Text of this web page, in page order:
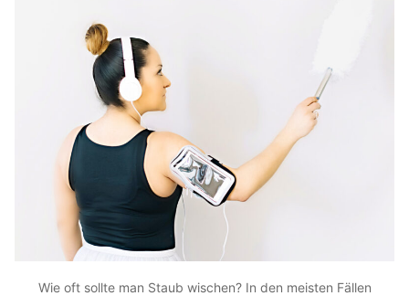
Wie oft sollte man Staub wischen? In den meisten Fällen